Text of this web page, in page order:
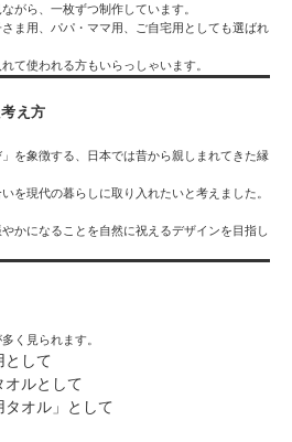
がら、一枚ずつ制作しています。
ま用、パパ・ママ用、ご自宅用としても選ばれ
て使われる方もいらっしゃいます。
え方
を象徴する、日本では昔から親しまれてきた縁
を現代の暮らしに取り入れたいと考えました。
かになることを自然に祝えるデザインを目指し
く見られます。
として
オルとして
タオル」として